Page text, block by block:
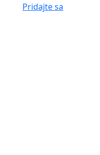
Pridajte sa